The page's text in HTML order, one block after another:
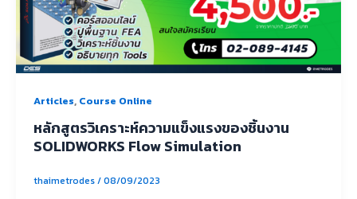
Articles, Course Online
หลักสูตรวิเคราะห์ความแข็งแรงของชิ้นงาน
SOLIDWORKS Flow Simulation
thaimetrodes/08/09/2023